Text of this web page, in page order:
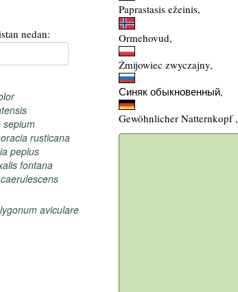
Paprastasis ežeinis,
Ormehovud,
Żmijowiec zwyczajny,
Синяк обыкновенный,
Gewöhnlicher Natternkopf ,